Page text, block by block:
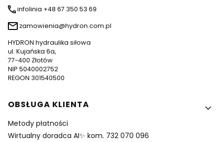
infolinia +48 67 350 53 69
zamowienia@hydron.com.pl
HYDRON hydraulika siłowa
ul. Kujańska 6a,
77-400 Złotów
NIP 5040002752
REGON 301540500
Linki w stopce
OBSŁUGA KLIENTA
Metody płatności
Wirtualny doradca AI✨ kom. 732 070 096